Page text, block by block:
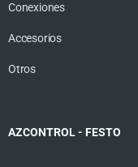
Conexiones
Accesorios
Otros
AZCONTROL - FESTO